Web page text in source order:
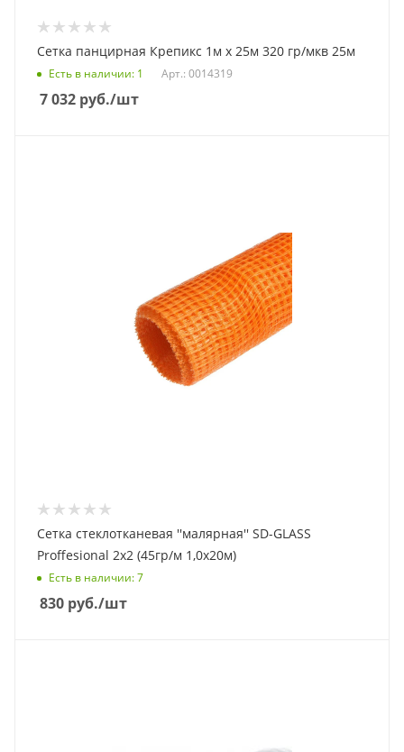
Сетка панцирная Крепикс 1м х 25м 320 гр/мкв 25м
Есть в наличии: 1 Арт.: 0014319
7 032 руб./шт
Сетка стеклотканевая ''малярная'' SD-GLASS
Proffesional 2х2 (45гр/м 1,0х20м)
Есть в наличии: 7
830 руб./шт